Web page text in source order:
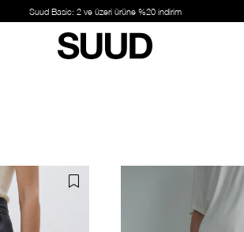
Suud Basic: 2 ve üzeri ürüne %20 indirim